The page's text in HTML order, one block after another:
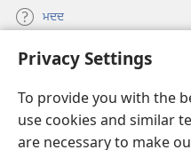
Privacy Settings
To provide you with the
use cookies and similar
are necessary to make
ਮਦਦ
ਦਾਨ
new
window)Watchtower ONLINE
(opens
new